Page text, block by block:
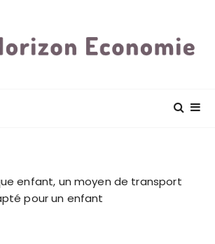
enfant, un moyen de transport
pour un enfant